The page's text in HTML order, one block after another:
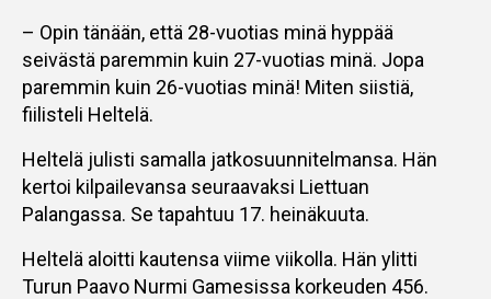
– Opin tänään, että 28-vuotias minä hyppää
seivästä paremmin kuin 27-vuotias minä. Jopa
paremmin kuin 26-vuotias minä! Miten siistiä,
fiilisteli Heltelä.
Heltelä julisti samalla jatkosuunnitelmansa. Hän
kertoi kilpailevansa seuraavaksi Liettuan
Palangassa. Se tapahtuu 17. heinäkuuta.
Heltelä aloitti kautensa viime viikolla. Hän ylitti
Turun Paavo Nurmi Gamesissa korkeuden 456.